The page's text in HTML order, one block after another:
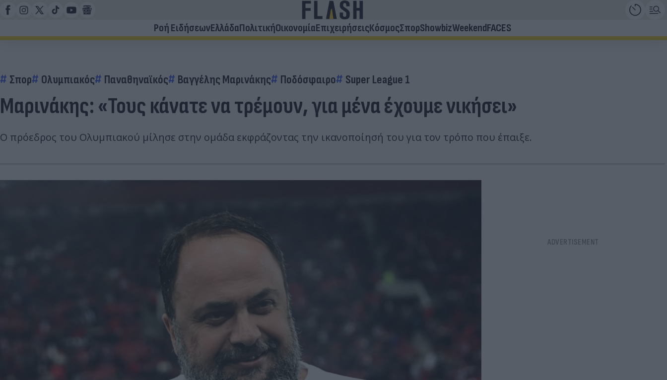
Ροή ΕιδήσεωνΕλλάδαΠολιτικήΟικονομίαΕπιχειρήσειςΚόσμοςΣπορShowbizWeekendFACES
Σπορ Ολυμπιακός Παναθηναϊκός Βαγγέλης Μαρινάκης Ποδόσφαιρο Super League 1
Μαρινάκης: «Τους κάνατε να τρέμουν, για μένα έχουμε νικήσει»
Ο πρόεδρος του Ολυμπιακού μίλησε στην ομάδα εκφράζοντας την ικανοποίησή του για τον τρόπο που έπαιξε.